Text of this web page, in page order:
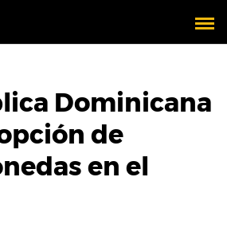
Dominicana
de
en el